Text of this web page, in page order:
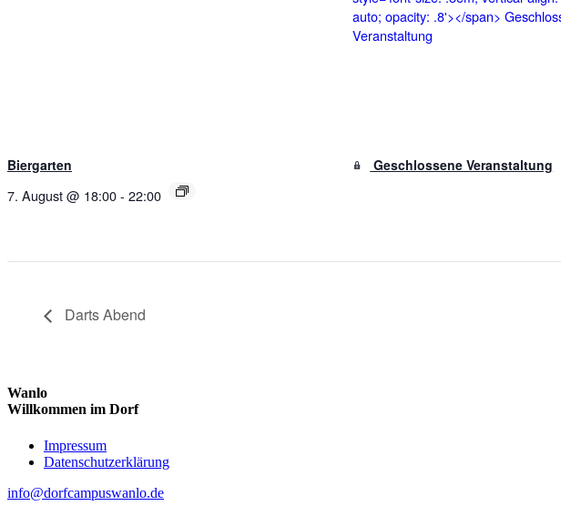
Biergarten
7. August @ 18:00- 22:00
Geschlossene Veranstaltung
Darts Abend
Wanlo
Willkommen im Dorf
Skip
Impressum
Datenschutzerklärung
info@dorfcampuswanlo.de